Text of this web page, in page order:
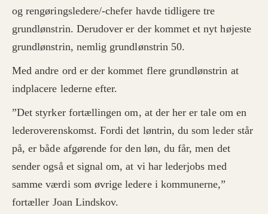
og rengøringsledere/-chefer havde tidligere tre
grundlønstrin. Derudover er der kommet et nyt højeste
grundlønstrin, nemlig grundlønstrin 50.
Med andre ord er der kommet flere grundlønstrin at
indplacere lederne efter.
”Det styrker fortællingen om, at der her er tale om en
lederoverenskomst. Fordi det løntrin, du som leder står
på, er både afgørende for den løn, du får, men det
sender også et signal om, at vi har lederjobs med
samme værdi som øvrige ledere i kommunerne,”
fortæller Joan Lindskov.